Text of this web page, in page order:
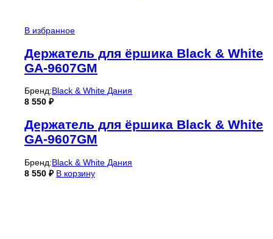
В избранное
Держатель для ёршика Black & White
GA-9607GM
Бренд:Black & White Дания
8 550 ₽
Держатель для ёршика Black & White
GA-9607GM
Бренд:Black & White Дания
8 550 ₽ В корзину